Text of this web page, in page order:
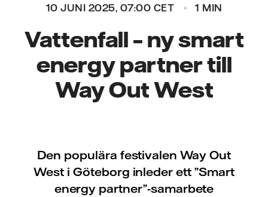
10 JUNI 2025, 07:00 CET
1 MIN
Vattenfall – ny smart
energy partner till
Way Out West
Den populära festivalen Way Out
West i Göteborg inleder ett ”Smart
energy partner”-samarbete